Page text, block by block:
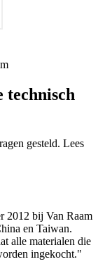
technisch
gesteld. Lees
2012 bij Van Raam
en Taiwan.
alle materialen die
ingekocht."